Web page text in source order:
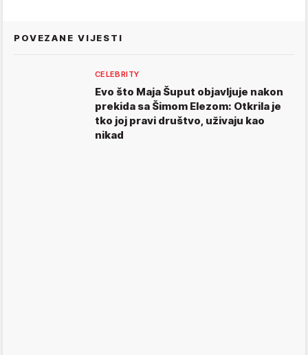
POVEZANE VIJESTI
CELEBRITY
Evo što Maja Šuput objavljuje nakon
prekida sa Šimom Elezom: Otkrila je
tko joj pravi društvo, uživaju kao
nikad